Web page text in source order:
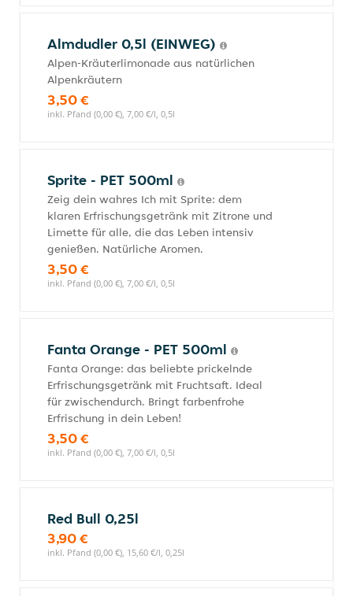
Almdudler 0,5l (EINWEG)
Alpen-Kräuterlimonade aus natürlichen
Alpenkräutern
3,50 €
inkl. Pfand (0,00 €), 7,00 €/l, 0,5l
Sprite - PET 500ml
Zeig dein wahres Ich mit Sprite: dem
klaren Erfrischungsgetränk mit Zitrone und
Limette für alle, die das Leben intensiv
genießen. Natürliche Aromen.
3,50 €
inkl. Pfand (0,00 €), 7,00 €/l, 0,5l
Fanta Orange - PET 500ml
Fanta Orange: das beliebte prickelnde
Erfrischungsgetränk mit Fruchtsaft. Ideal
für zwischendurch. Bringt farbenfrohe
Erfrischung in dein Leben!
3,50 €
inkl. Pfand (0,00 €), 7,00 €/l, 0,5l
Red Bull 0,25l
3,90 €
inkl. Pfand (0,00 €), 15,60 €/l, 0,25l